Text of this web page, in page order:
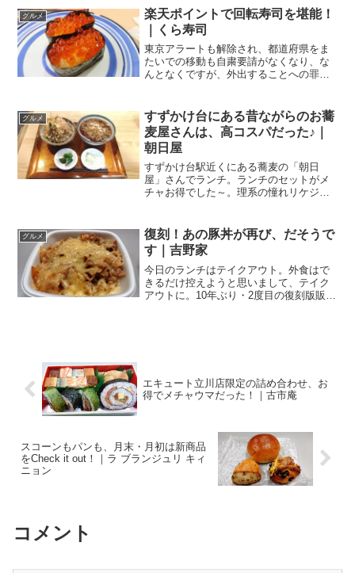
る、エキュート立川でお昼の買い出し。
南改札を出てそのまま真...
グルメ
楽天ポイントで回転寿司を堪能！
｜くら寿司
東京アラートも解除され、都道府県をま
たいでの移動も自粛要請がなくなり、な
んとなくですが、外出することへの罪悪
は言え、予算は極力、安く抑えたい。そ
んなときに重宝するのが回...
グルメ
すずかけ台にある昔ながらのお蕎
麦屋さんは、高コスパだった♪｜
朝日屋
すずかけ台駅近くにある蕎麦の「朝日
屋」さんでランチ。ランチのセットがメ
チャお得でした～。理系の憧れリケジョ
旧帝大、そして東京工業大学。幸運にも
お仕事で東工大にお邪魔する...
グルメ
復刻！あの豚丼が再び、だそうで
す｜吉野家
今日のランチはテイクアウト。外食はで
きるだけ控えようと思いまして、テイク
アウトに。10年ぶり・2度目の復刻版販売
エキュート立川店限定の詰め合わせ、お
得でメチャウマだった！｜古市庵
スコーンもパンも、月末・月初は新商品
をCheck it out！｜ラ ブランジュリ キィ
ニョン
コメント